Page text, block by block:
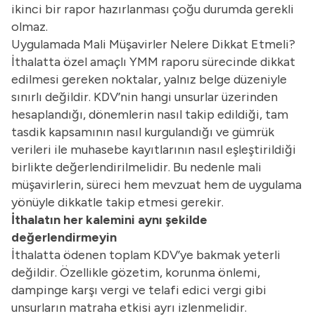
ikinci bir rapor hazırlanması çoğu durumda gerekli
olmaz.
Uygulamada Mali Müşavirler Nelere Dikkat Etmeli?
İthalatta özel amaçlı YMM raporu sürecinde dikkat
edilmesi gereken noktalar, yalnız belge düzeniyle
sınırlı değildir. KDV’nin hangi unsurlar üzerinden
hesaplandığı, dönemlerin nasıl takip edildiği, tam
tasdik kapsamının nasıl kurgulandığı ve gümrük
verileri ile muhasebe kayıtlarının nasıl eşleştirildiği
birlikte değerlendirilmelidir. Bu nedenle mali
müşavirlerin, süreci hem mevzuat hem de uygulama
yönüyle dikkatle takip etmesi gerekir.
İthalatın her kalemini aynı şekilde
değerlendirmeyin
İthalatta ödenen toplam KDV’ye bakmak yeterli
değildir. Özellikle gözetim, korunma önlemi,
dampinge karşı vergi ve telafi edici vergi gibi
unsurların matraha etkisi ayrı izlenmelidir.